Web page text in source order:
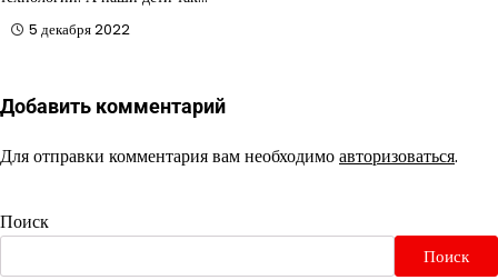
5 декабря 2022
Добавить комментарий
Для отправки комментария вам необходимоавторизоваться.
Поиск
Поиск